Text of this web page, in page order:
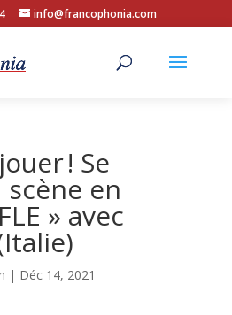
info@francophonia.com
! Se
en
» avec
| Déc 14, 2021